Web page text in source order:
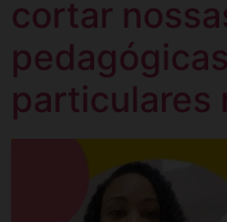
cortar
particulares